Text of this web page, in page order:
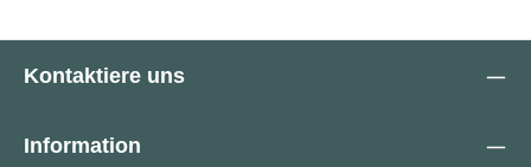
Kontaktiere uns
Information